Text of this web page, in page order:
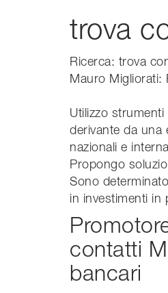
trova
Ricerca: trova
Mauro Migliorati:
Utilizzo
derivante da una
nazionali e
Propongo
Sono
in investimenti in
contatti
bancari